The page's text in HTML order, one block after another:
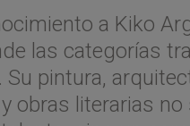
a Kiko
las categorías
Su pintura,
obras literarias no